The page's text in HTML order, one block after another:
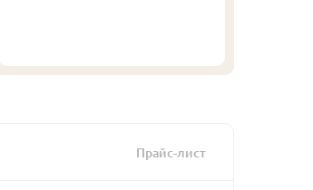
Прайс-лист